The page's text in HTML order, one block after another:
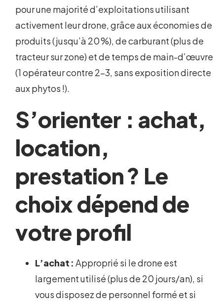
pour une majorité d’exploitations utilisant
activement leur drone, grâce aux économies de
produits (jusqu’à 20 %), de carburant (plus de
tracteur sur zone) et de temps de main-d’œuvre
(1 opérateur contre 2-3, sans exposition directe
aux phytos !).
S’orienter : achat,
location,
prestation ? Le
choix dépend de
votre profil
L’achat : Approprié si le drone est
largement utilisé (plus de 20 jours/an), si
vous disposez de personnel formé et si